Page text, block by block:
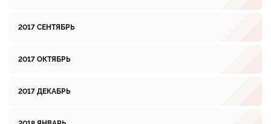
2017 СЕНТЯБРЬ
2017 ОКТЯБРЬ
2017 ДЕКАБРЬ